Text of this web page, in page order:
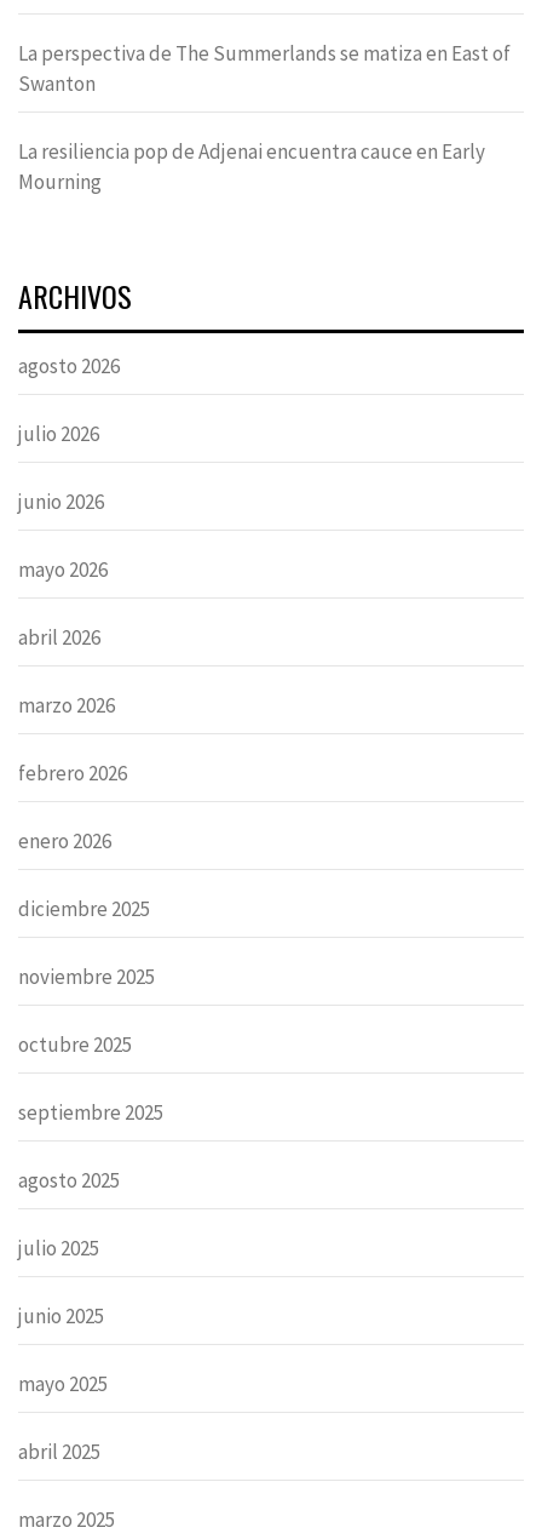
La perspectiva de The Summerlands se matiza en East of
Swanton
La resiliencia pop de Adjenai encuentra cauce en Early
Mourning
ARCHIVOS
agosto 2026
julio 2026
junio 2026
mayo 2026
abril 2026
marzo 2026
febrero 2026
enero 2026
diciembre 2025
noviembre 2025
octubre 2025
septiembre 2025
agosto 2025
julio 2025
junio 2025
mayo 2025
abril 2025
marzo 2025